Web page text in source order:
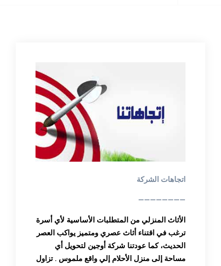
اتجاهات الشركة
————————
الأثاث المنزلي من المتطلبات الأساسية لأي أسرة
ترغب في اقتناء أثاث عصري ومتميز يواكب العصر
الحديث، كما عودتنا شركة أوجين لتحويل أي
مساحة إلى منزل الأحلام إلي واقع ملموس . تزاول